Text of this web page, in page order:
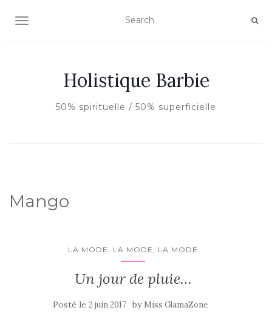
AFFICHER/MASQUER LA NAVIGATION
Holistique Barbie
50% spirituelle / 50% superficielle
Mango
LA MODE, LA MODE, LA MODE
Un jour de pluie…
Posté le 2 juin 2017 by Miss GlamaZone